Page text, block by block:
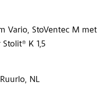
Vario, StoVentec M met
K 1,5
NL